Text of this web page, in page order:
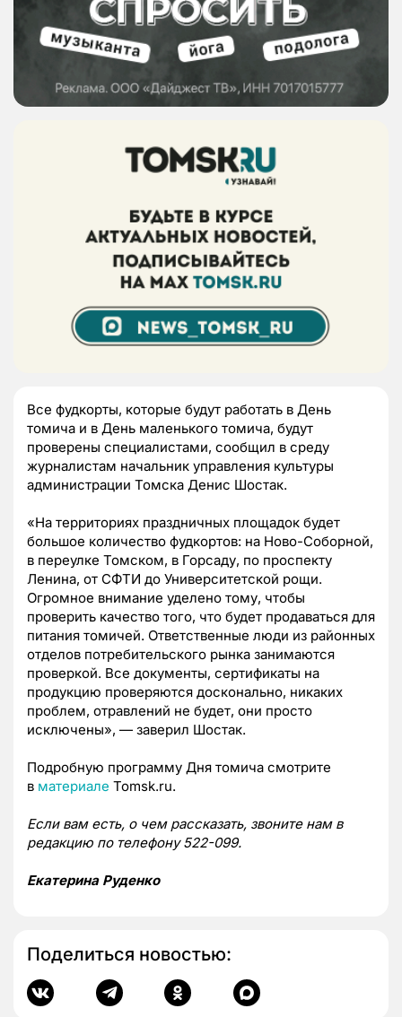
Все фудкорты, которые будут работать в День
томича и в День маленького томича, будут
проверены специалистами, сообщил в среду
журналистам начальник управления культуры
администрации Томска Денис Шостак.
«На территориях праздничных площадок будет
большое количество фудкортов: на Ново-Соборной,
в переулке Томском, в Горсаду, по проспекту
Ленина, от СФТИ до Университетской рощи.
Огромное внимание уделено тому, чтобы
проверить качество того, что будет продаваться для
питания томичей. Ответственные люди из районных
отделов потребительского рынка занимаются
проверкой. Все документы, сертификаты на
продукцию проверяются досконально, никаких
проблем, отравлений не будет, они просто
исключены», — заверил Шостак.
Подробную программу Дня томича смотрите
в материале Tomsk.ru.
Если вам есть, о чем рассказать, звоните нам в
редакцию по телефону 522-099.
Екатерина Руденко
Поделиться новостью: